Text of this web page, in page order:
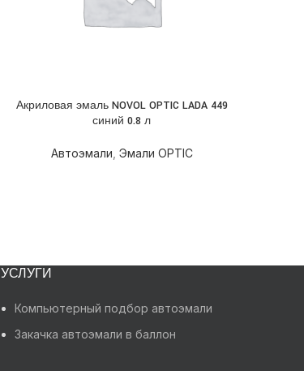
ПОДРОБНЕЕ
Акриловая эмаль NOVOL OPTIC LADA 449
синий 0.8 л
Автоэмали Эмали OPTIC
УСЛУГИ
Компьютерный подбор автоэмали
Закачка автоэмали в баллон